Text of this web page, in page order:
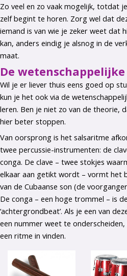
Zo veel en zo vaak mogelijk, totdat
zelf begint te horen. Zorg wel dat
iemand is van wie je zeker weet dat
kan, anders eindig je alsnog in de
maat.
De
Wil je er liever thuis eens goed op
kun je het ook via de
leren. Ben je niet zo van de theorie,
hier beter stoppen.
Van oorsprong is het salsaritme
twee percussie-instrumenten: de
conga. De clave – twee stokjes
elkaar aan getikt wordt – vormt het
van de Cubaanse son (de
De conga – een hoge trommel – is de
‘achtergrondbeat’. Als je een van
een nummer weet te onderscheiden,
een ritme in vinden.